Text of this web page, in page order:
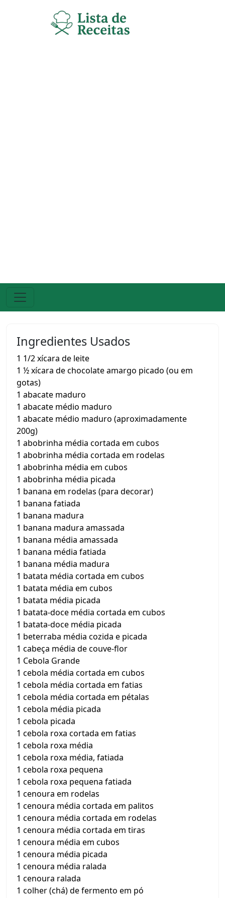
Ingredientes Usados
1 1/2 xícara de leite
1 ½ xícara de chocolate amargo picado (ou em
gotas)
1 abacate maduro
1 abacate médio maduro
1 abacate médio maduro (aproximadamente
200g)
1 abobrinha média cortada em cubos
1 abobrinha média cortada em rodelas
1 abobrinha média em cubos
1 abobrinha média picada
1 banana em rodelas (para decorar)
1 banana fatiada
1 banana madura
1 banana madura amassada
1 banana média amassada
1 banana média fatiada
1 banana média madura
1 batata média cortada em cubos
1 batata média em cubos
1 batata média picada
1 batata-doce média cortada em cubos
1 batata-doce média picada
1 beterraba média cozida e picada
1 cabeça média de couve-flor
1 Cebola Grande
1 cebola média cortada em cubos
1 cebola média cortada em fatias
1 cebola média cortada em pétalas
1 cebola média picada
1 cebola picada
1 cebola roxa cortada em fatias
1 cebola roxa média
1 cebola roxa média, fatiada
1 cebola roxa pequena
1 cebola roxa pequena fatiada
1 cenoura em rodelas
1 cenoura média cortada em palitos
1 cenoura média cortada em rodelas
1 cenoura média cortada em tiras
1 cenoura média em cubos
1 cenoura média picada
1 cenoura média ralada
1 cenoura ralada
1 colher (chá) de fermento em pó